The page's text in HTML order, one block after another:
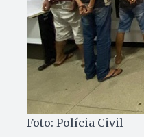
Foto: Polícia Civil